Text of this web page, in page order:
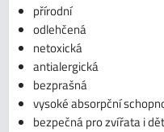
přírodní
odlehčená
netoxická
antialergická
bezprašná
vysoké absorpční
bezpečná pro zvířata i